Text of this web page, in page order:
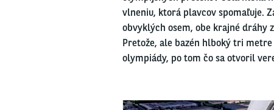
vlneniu, ktorá plavcov spomaľuje.
obvyklých osem, obe krajné dráhy
Pretože, ale bazén hlboký tri
olympiády, po tom čo sa otvoril